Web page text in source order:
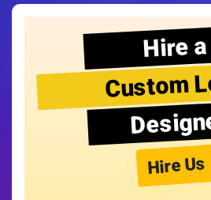
Hire a
Custom
Hire Us